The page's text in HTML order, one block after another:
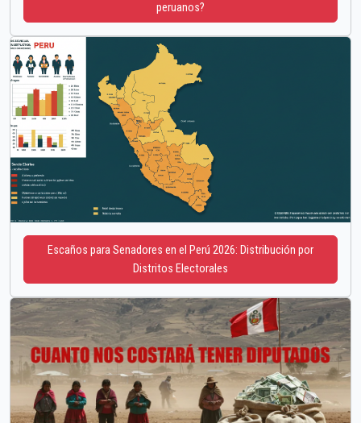
peruanos?
Escaños para Senadores en el Perú 2026: Distribución por
Distritos Electorales